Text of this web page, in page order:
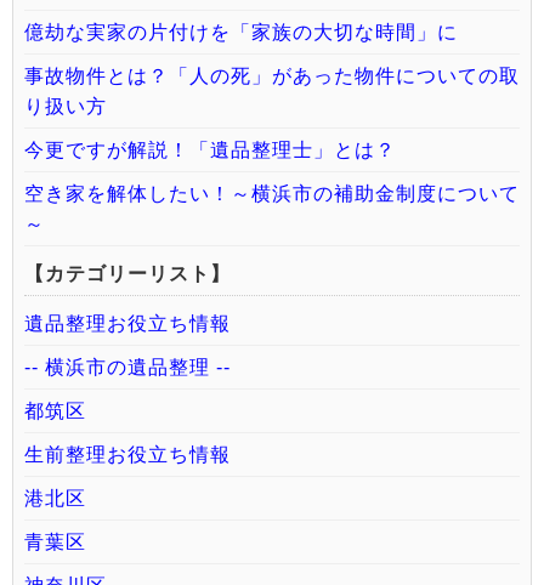
億劫な実家の片付けを「家族の大切な時間」に
事故物件とは？「人の死」があった物件についての取
り扱い方
今更ですが解説！「遺品整理士」とは？
空き家を解体したい！～横浜市の補助金制度について
～
【カテゴリーリスト】
遺品整理お役立ち情報
-- 横浜市の遺品整理 --
都筑区
生前整理お役立ち情報
港北区
青葉区